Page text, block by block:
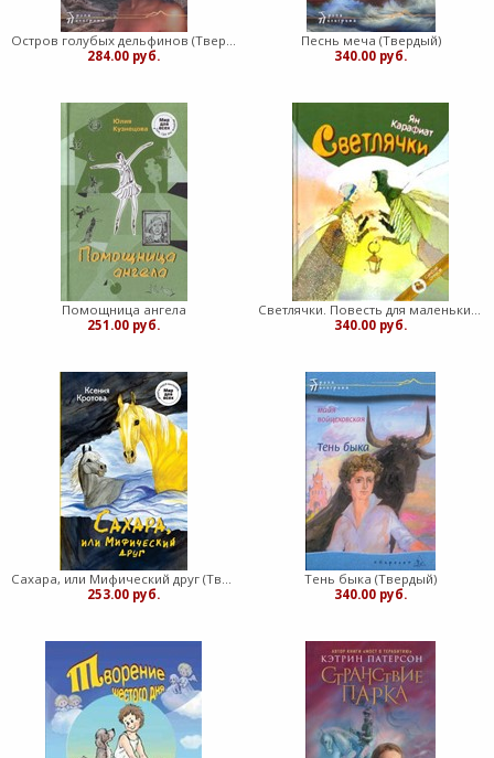
Остров голубых дельфинов (Твердый)
284.00 руб.
Песнь меча (Твердый)
340.00 руб.
Помощница ангела
251.00 руб.
Светлячки. Повесть для маленьких и больших детей (Твердый)
340.00 руб.
Сахара, или Мифический друг (Твердый)
253.00 руб.
Тень быка (Твердый)
340.00 руб.